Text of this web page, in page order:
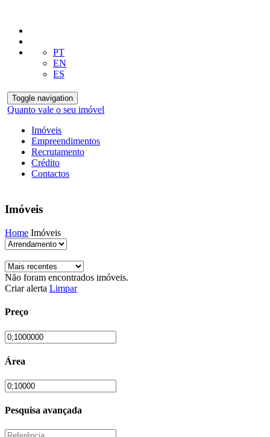
PT
EN
ES
Toggle navigation
Quanto vale o seu imóvel
Imóveis
Empreendimentos
Recrutamento
Crédito
Contactos
Imóveis
Home Imóveis
Não foram encontrados imóveis.
Criar alerta Limpar
Preço
Área
Pesquisa avançada